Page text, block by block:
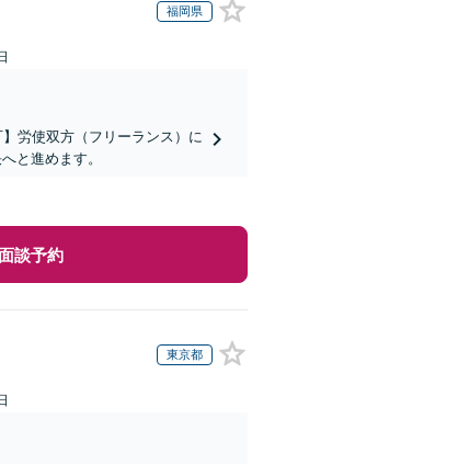
福岡県
労使双方（フリーランス）に
と進めます。
談予約
東京都